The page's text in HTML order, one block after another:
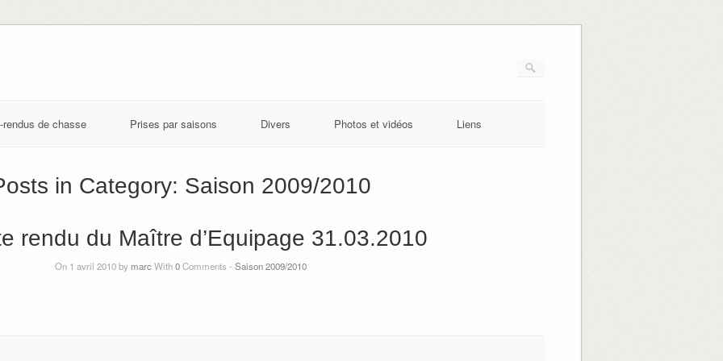
rendus de chasse Prises par saisons Divers Photos et vidéos Liens
in Category: Saison 2009/2010
rendu du Maître d’Equipage 31.03.2010
On 1 avril 2010 by marcWith0Comments - Saison 2009/2010